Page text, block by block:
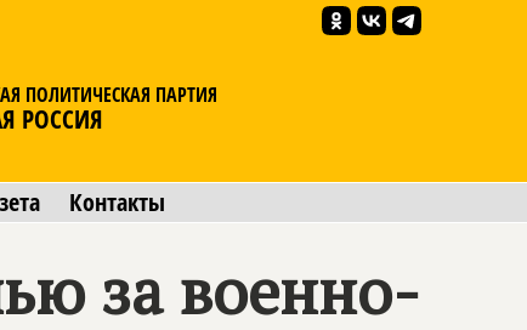
ПОЛИТИЧЕСКАЯ ПАРТИЯ
РОССИЯ
Контакты
за военно-